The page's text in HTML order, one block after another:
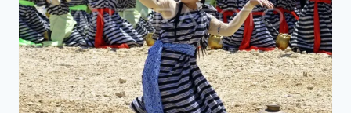
WARISAN
BUDAYA